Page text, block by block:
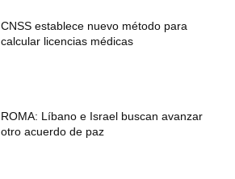
CNSS establece nuevo método para
calcular licencias médicas
ROMA: Líbano e Israel buscan avanzar
otro acuerdo de paz